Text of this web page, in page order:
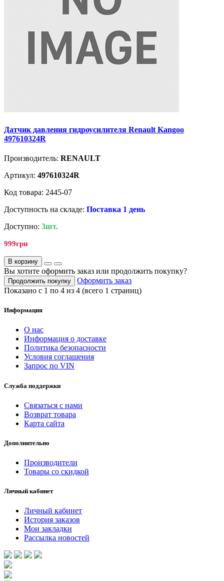
Датчик давления гидроусилителя Renault Kangoo
497610324R
Производитель: RENAULT
Артикул: 497610324R
Код товара: 2445-07
Доступность на складе: Поставка 1 день
Доступно: 3шт.
999грн
В корзину
Вы хотите оформить заказ или продолжить покупку?
Продолжить покупку
Оформить заказ
Показано с 1 по 4 из 4 (всего 1 страниц)
Информация
О нас
Информация о доставке
Политика безопасности
Условия соглашения
Запрос по VIN
Служба поддержки
Связаться с нами
Возврат товара
Карта сайта
Дополнительно
Производители
Товары со скидкой
Личный кабинет
Личный кабинет
История заказов
Мои закладки
Рассылка новостей